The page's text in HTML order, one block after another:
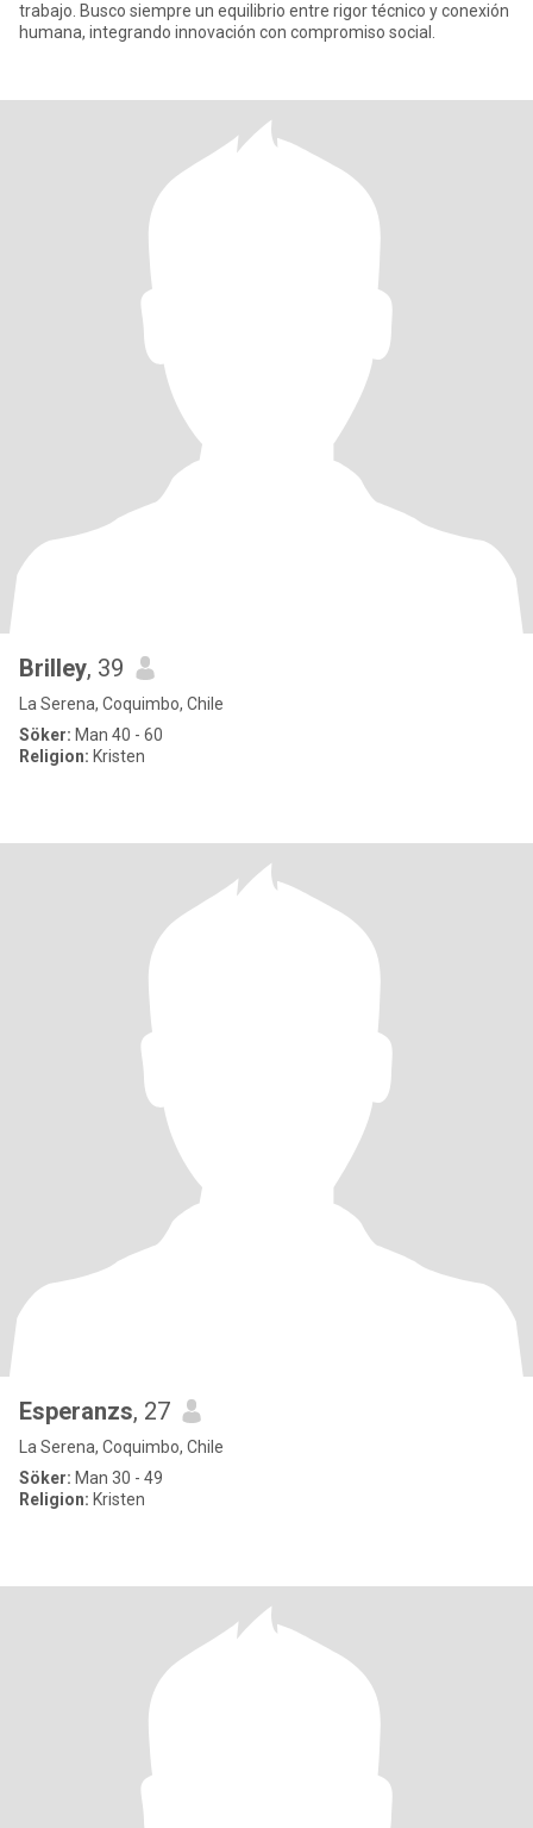
trabajo. Busco siempre un equilibrio entre rigor técnico y conexión
humana, integrando innovación con compromiso social.
Brilley, 39
La Serena, Coquimbo, Chile
Söker: Man 40 - 60
Religion: Kristen
Esperanzs, 27
La Serena, Coquimbo, Chile
Söker: Man 30 - 49
Religion: Kristen